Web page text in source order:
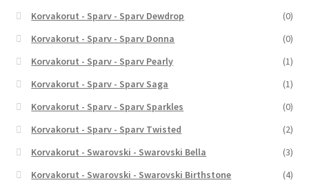
Korvakorut - Sparv - Sparv Dewdrop
(0)
Korvakorut - Sparv - Sparv Donna
(0)
Korvakorut - Sparv - Sparv Pearly
(1)
Korvakorut - Sparv - Sparv Saga
(1)
Korvakorut - Sparv - Sparv Sparkles
(0)
Korvakorut - Sparv - Sparv Twisted
(2)
Korvakorut - Swarovski - Swarovski Bella
(3)
Korvakorut - Swarovski - Swarovski Birthstone
(4)